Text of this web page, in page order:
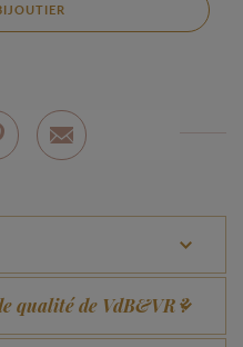
qualité de VdB&VR ?